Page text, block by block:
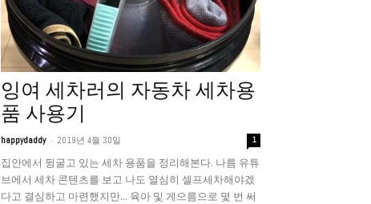
잉여 세차러의 자동차 세차용
품 사용기
happydaddy - 2019년 4월 30일 1
집안에서 뒹굴고 있는 세차 용품을 정리해본다. 나름 유튜
브에서 세차 콘텐츠를 보고 나도 열심히 셀프세차해야겠
다고 결심하고 마련했지만... 육아 및 게으름으로 몇 번 써